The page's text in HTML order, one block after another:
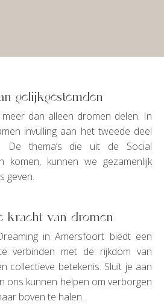
gelijkgestemden
dan alleen dromen delen. In
invulling aan het tweede deel
De thema’s die uit de Social
komen, kunnen we gezamenlijk
geven.
kracht van dromen
in Amersfoort biedt een
verbinden met de rijkdom van
collectieve betekenis. Sluit je aan
ons kunnen helpen om verborgen
boven te halen.